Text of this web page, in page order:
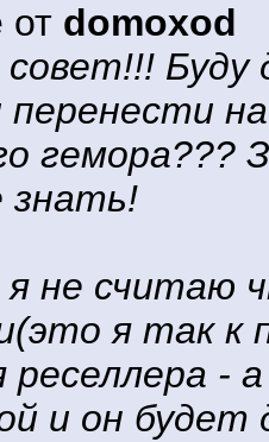
domoxod
совет!!!
перенести
гемора???
знать!
не считаю
я так к
реселлера -
и он будет